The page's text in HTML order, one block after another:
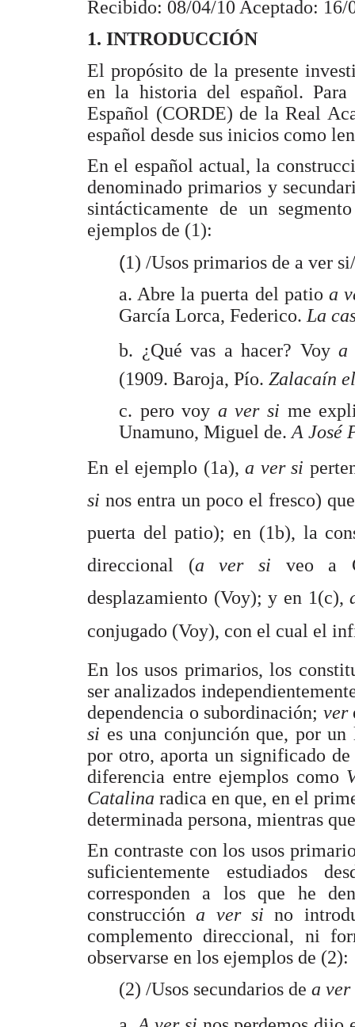
Recibido: 08/04/10 Aceptado: 16/
1. INTRODUCCIÓN
El propósito de la presente
en la historia del español.
Español (CORDE) de la Real
español desde sus inicios como
En el español actual, la
denominado primarios y
sintácticamente de un
ejemplos de (1):
(1) /Usos primarios de a ver si/
a. Abre la puerta del patio a
García Lorca, Federico. La
b. ¿Qué vas a hacer? Voy a
(1909. Baroja, Pío. Zalacaín
c. pero voy a ver si me
Unamuno, Miguel de. A José
En el ejemplo (1a), a ver si
si nos entra un poco el fresco)
puerta del patio); en (1b), la
direccional (a ver si veo a
desplazamiento (Voy); y en 1(c),
conjugado (Voy), con el cual el
En los usos primarios, los
ser analizados
dependencia o subordinación; ver
si es una conjunción que, por
por otro, aporta un significado
diferencia entre ejemplos como
Catalina radica en que, en el
determinada persona, mientras
En contraste con los usos
suficientemente estudiados
corresponden a los que he
construccióna ver sino
complemento direccional, ni
observarse en los ejemplos de (2):
(2) /Usos secundarios de a ver